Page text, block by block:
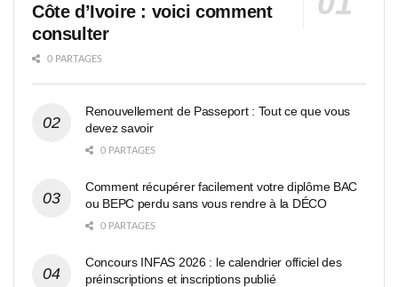
Côte d’Ivoire : voici comment
consulter
0 PARTAGES
Renouvellement de Passeport : Tout ce que vous
devez savoir
0 PARTAGES
Comment récupérer facilement votre diplôme BAC
ou BEPC perdu sans vous rendre à la DÉCO
0 PARTAGES
Concours INFAS 2026 : le calendrier officiel des
préinscriptions et inscriptions publié